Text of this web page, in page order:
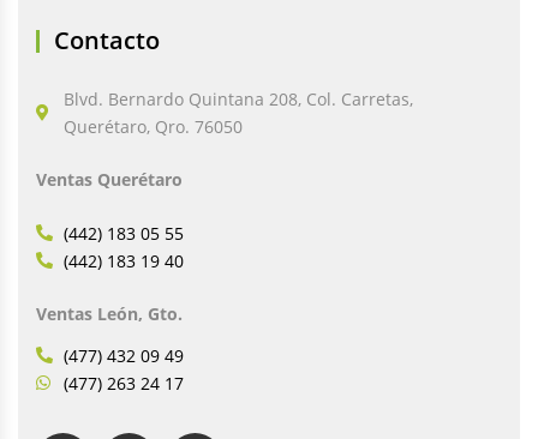
Contacto
Blvd. Bernardo Quintana 208, Col. Carretas,
Querétaro, Qro. 76050
Ventas Querétaro
(442) 183 05 55
(442) 183 19 40
Ventas León, Gto.
(477) 432 09 49
(477) 263 24 17